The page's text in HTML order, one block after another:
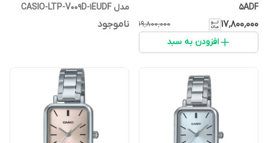
5ADF
۱۷٬۸۰۰٬۰۰۰ ۱۹٬۸۰۰٬۰۰۰
افزودن به سبد
مدل CASIO-LTP-V009D-1EUDF
ناموجود